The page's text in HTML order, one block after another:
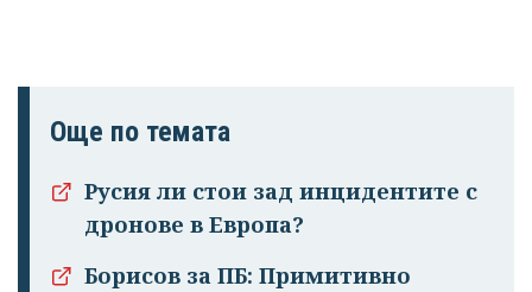
Още по темата
Русия ли стои зад инцидентите с
дронове в Европа?
Борисов за ПБ: Примитивно